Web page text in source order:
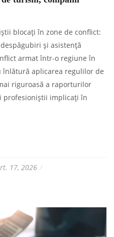
blocați în zone de conflict:
și asistență
armat într-o regiune în
înlătură aplicarea regulilor de
riguroasă a raporturilor
profesioniștii implicați în
17, 2026